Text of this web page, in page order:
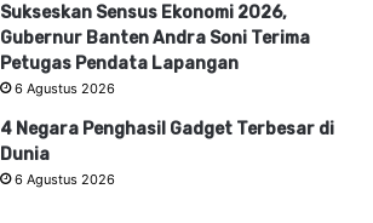
Sukseskan Sensus Ekonomi 2026,
Gubernur Banten Andra Soni Terima
Petugas Pendata Lapangan
6 Agustus 2026
4 Negara Penghasil Gadget Terbesar di
Dunia
6 Agustus 2026